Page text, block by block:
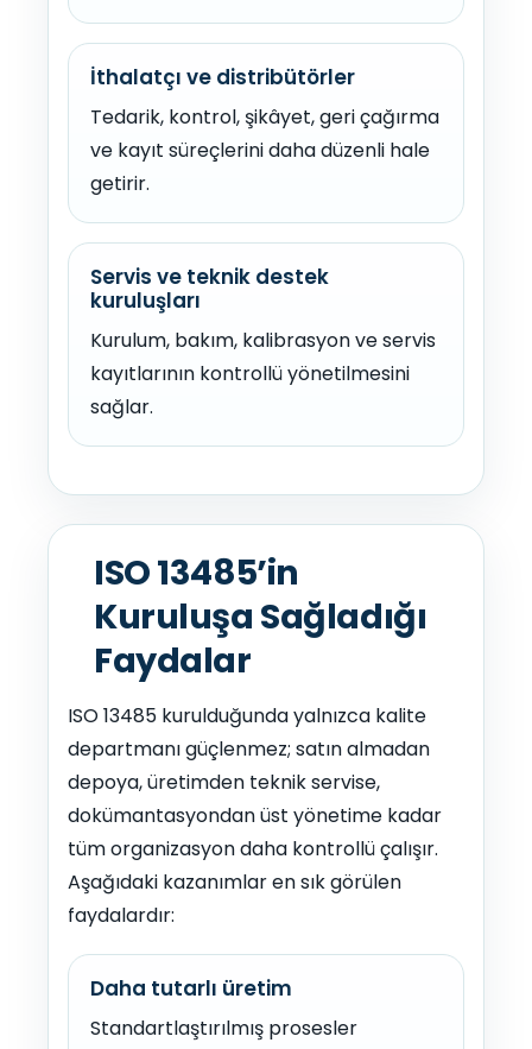
İthalatçı ve distribütörler
Tedarik, kontrol, şikâyet, geri çağırma
ve kayıt süreçlerini daha düzenli hale
getirir.
Servis ve teknik destek
kuruluşları
Kurulum, bakım, kalibrasyon ve servis
kayıtlarının kontrollü yönetilmesini
sağlar.
ISO 13485’in
Kuruluşa Sağladığı
Faydalar
ISO 13485 kurulduğunda yalnızca kalite
departmanı güçlenmez; satın almadan
depoya, üretimden teknik servise,
dokümantasyondan üst yönetime kadar
tüm organizasyon daha kontrollü çalışır.
Aşağıdaki kazanımlar en sık görülen
faydalardır:
Daha tutarlı üretim
Standartlaştırılmış prosesler